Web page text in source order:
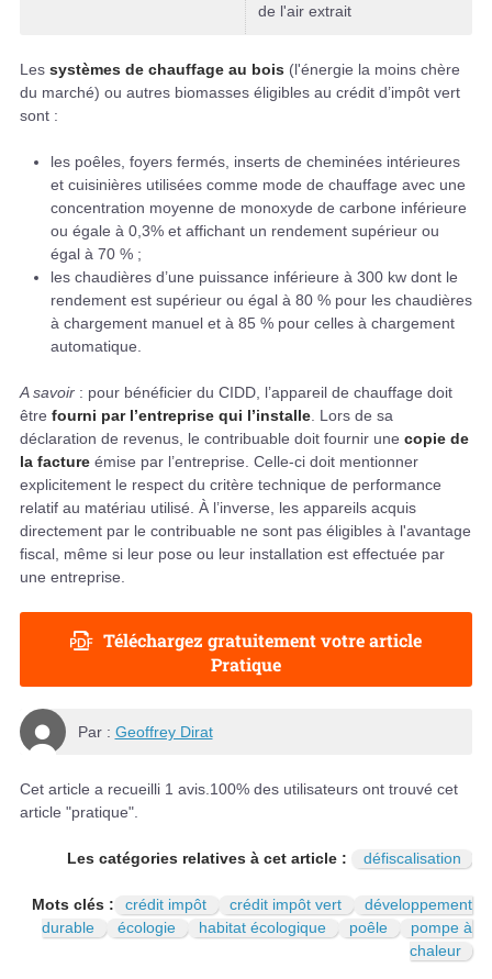
de l'air extrait
Les systèmes de chauffage au bois (l'énergie la moins chère
du marché) ou autres biomasses éligibles au crédit d’impôt vert
sont :
les poêles, foyers fermés, inserts de cheminées intérieures
et cuisinières utilisées comme mode de chauffage avec une
concentration moyenne de monoxyde de carbone inférieure
ou égale à 0,3% et affichant un rendement supérieur ou
égal à 70 % ;
les chaudières d’une puissance inférieure à 300 kw dont le
rendement est supérieur ou égal à 80 % pour les chaudières
à chargement manuel et à 85 % pour celles à chargement
automatique.
A savoir : pour bénéficier du CIDD, l’appareil de chauffage doit
être fourni par l’entreprise qui l’installe . Lors de sa
déclaration de revenus, le contribuable doit fournir une copie de
la facture émise par l’entreprise. Celle-ci doit mentionner
explicitement le respect du critère technique de performance
relatif au matériau utilisé. À l’inverse, les appareils acquis
directement par le contribuable ne sont pas éligibles à l'avantage
fiscal, même si leur pose ou leur installation est effectuée par
une entreprise.
Téléchargez gratuitement votre article
Pratique
Par : Geoffrey Dirat
Cet article a recueilli 1 avis. 100% des utilisateurs ont trouvé cet
article "pratique".
Les catégories relatives à cet article : défiscalisation
Mots clés : crédit impôt crédit impôt vert
développement
durable
écologie habitat écologique poêle
pompe à
chaleur